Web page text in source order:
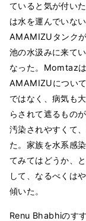
ていると気が付い
は水を運んでいな
AMAMIZUタンク
池の水汲みに来て
なった。Momtaz
AMAMIZUについ
ではなく、病気も
らされて遮るもの
汚染されやすくて
た。家族を水系感
てみてはどうか、
して、なるべくは
傾いた。
Renu Bhabhiのす